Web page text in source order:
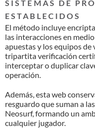
SISTEMAS DE
ESTABLECIDOS
El método incluye
las interacciones en
apuestas y los equipos
tripartita verificación
interceptar o duplicar
operación.
Además, esta web
resguardo que suman a
Neosurf, formando un
cualquier jugador.